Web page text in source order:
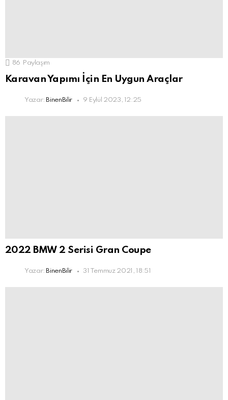
86 Paylaşım
Karavan Yapımı İçin En Uygun Araçlar
Yazar: BinenBilir 9 Eylül 2023, 12:25
2022 BMW 2 Serisi Gran Coupe
Yazar: BinenBilir 31 Temmuz 2021, 18:51